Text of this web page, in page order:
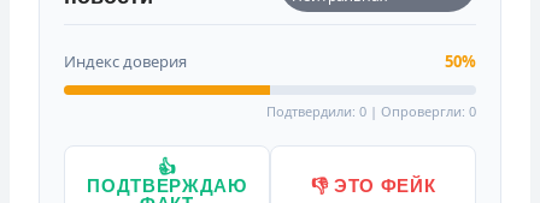
Индекс доверия 50%
Подтвердили: 0 | Опровергли: 0
👍
ПОДТВЕРЖДАЮ
👎 ЭТО ФЕЙК